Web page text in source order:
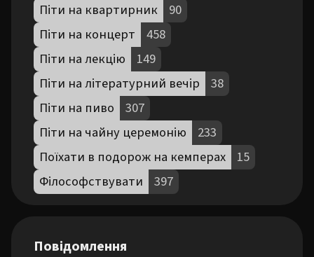
Піти на квартирник
90
Піти на концерт
458
Піти на лекцію
149
Піти на літературний вечір
38
Піти на пиво
307
Піти на чайну церемонію
233
Поїхати в подорож на кемперах
15
Філософствувати
397
Повідомлення